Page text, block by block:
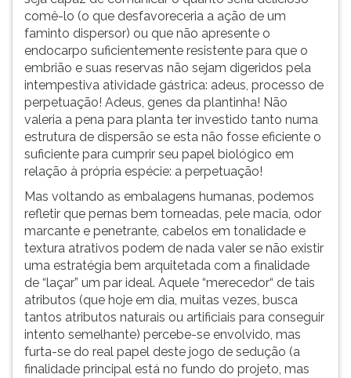
comê-lo (o que desfavoreceria a ação de um
faminto dispersor) ou que não apresente o
endocarpo suficientemente resistente para que o
embrião e suas reservas não sejam digeridos pela
intempestiva atividade gástrica: adeus, processo de
perpetuação! Adeus, genes da plantinha! Não
valeria a pena para planta ter investido tanto numa
estrutura de dispersão se esta não fosse eficiente o
suficiente para cumprir seu papel biológico em
relação à própria espécie: a perpetuação!
Mas voltando as embalagens humanas, podemos
refletir que pernas bem torneadas, pele macia, odor
marcante e penetrante, cabelos em tonalidade e
textura atrativos podem de nada valer se não existir
uma estratégia bem arquitetada com a finalidade
de “laçar” um par ideal. Aquele “merecedor“ de tais
atributos (que hoje em dia, muitas vezes, busca
tantos atributos naturais ou artificiais para conseguir
intento semelhante) percebe-se envolvido, mas
furta-se do real papel deste jogo de sedução (a
finalidade principal está no fundo do projeto, mas